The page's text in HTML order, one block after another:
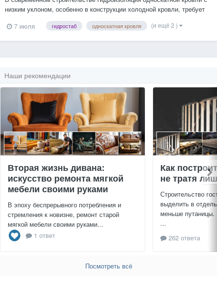
низким уклоном, особенно в конструкции холодной кровли, требует
применения материалов с повышенными эксплуатационными
характеристиками и гарантированной долговечностью. Композитная
7 июля гидростаб односкатная кровля (и ещё 2 )
Наши рекомендации
Вторая жизнь дивана:
искусство ремонта мягкой
мебели своими руками
В эпоху беспрерывного потребления и
стремления к новизне, ремонт старой
мягкой мебели своими руками...
1 ответ
Как
не тратя
Строительство
выделить в
меньше путаницы.
...
262 ответа
Посмотреть всё